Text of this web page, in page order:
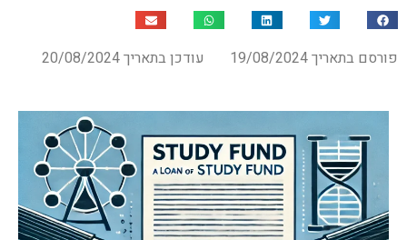
פורסם בתאריך 19/08/2024 עודכן בתאריך 20/08/2024